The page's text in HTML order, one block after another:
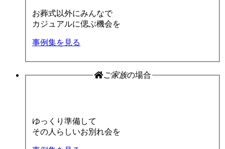
お葬式以外にみんなで
カジュアルに偲ぶ機会を
事例集を見る
ご家族の場合
ゆっくり準備して
その人らしいお別れ会を